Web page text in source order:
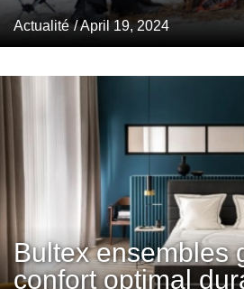
Actualité / April 19, 2024
Bultex ensembles
confort optimal